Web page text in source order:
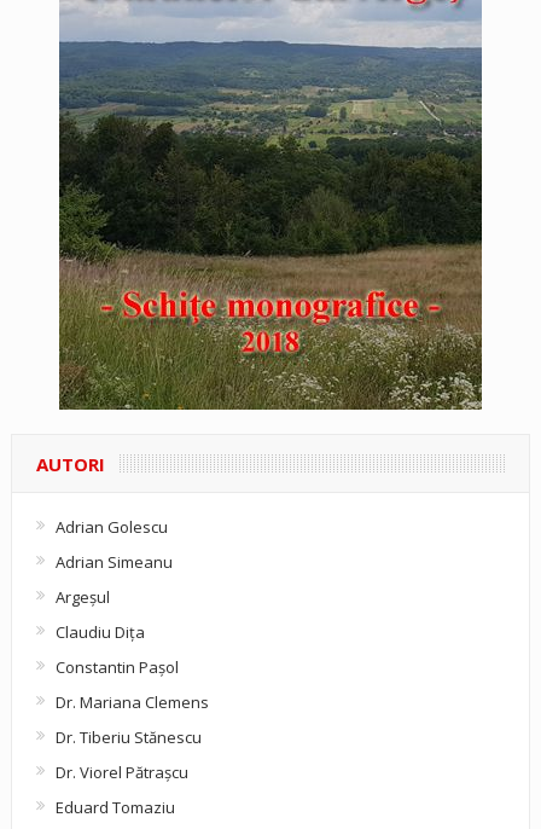
AUTORI
Adrian Golescu
Adrian Simeanu
Argeşul
Claudiu Diţa
Constantin Pașol
Dr. Mariana Clemens
Dr. Tiberiu Stănescu
Dr. Viorel Pătraşcu
Eduard Tomaziu